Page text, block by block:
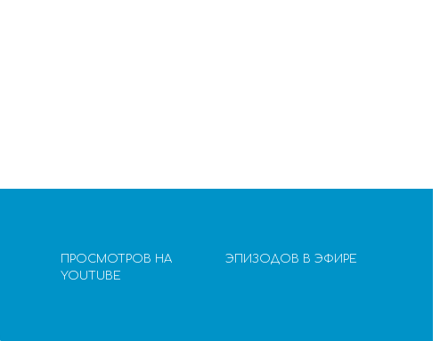
ПРОСМОТРОВ НА
YOUTUBE
ЭПИЗОДОВ В ЭФИРЕ